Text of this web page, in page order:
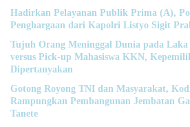
Hadirkan Pelayanan Publik Prima (A),
Penghargaan dari Kapolri Listyo Sigit
Tujuh Orang Meninggal Dunia pada
versus Pick-up Mahasiswa KKN,
Dipertanyakan
Gotong Royong TNI dan Masyarakat,
Rampungkan Pembangunan Jembatan
Tanete